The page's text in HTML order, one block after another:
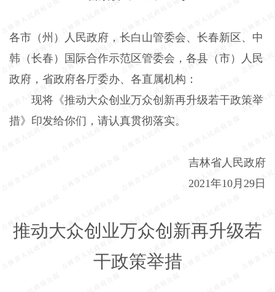
各市（州）人民政府，长白山管委会、长春新区、中
韩（长春）国际合作示范区管委会，各县（市）人民
政府，省政府各厅委办、各直属机构：
现将《推动大众创业万众创新再升级若干政策举
措》印发给你们，请认真贯彻落实。
吉林省人民政府
2021年10月29日
推动大众创业万众创新再升级若
干政策举措